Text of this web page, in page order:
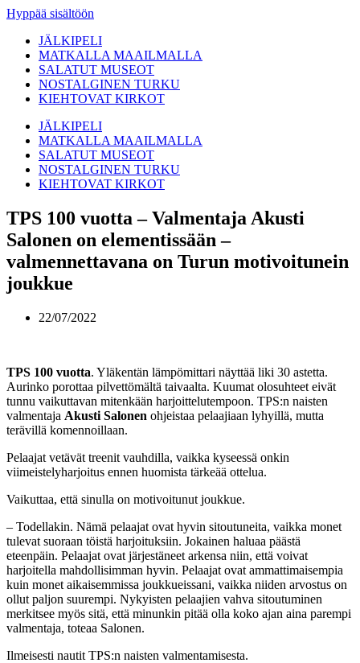
Hyppää sisältöön
JÄLKIPELI
MATKALLA MAAILMALLA
SALATUT MUSEOT
NOSTALGINEN TURKU
KIEHTOVAT KIRKOT
JÄLKIPELI
MATKALLA MAAILMALLA
SALATUT MUSEOT
NOSTALGINEN TURKU
KIEHTOVAT KIRKOT
TPS 100 vuotta – Valmentaja Akusti
Salonen on elementissään –
valmennettavana on Turun motivoitunein
joukkue
22/07/2022
TPS 100 vuotta. Yläkentän lämpömittari näyttää liki 30 astetta.
Aurinko porottaa pilvettömältä taivaalta. Kuumat olosuhteet eivät
tunnu vaikuttavan mitenkään harjoittelutempoon. TPS:n naisten
valmentaja Akusti Salonen ohjeistaa pelaajiaan lyhyillä, mutta
terävillä komennoillaan.
Pelaajat vetävät treenit vauhdilla, vaikka kyseessä onkin
viimeistelyharjoitus ennen huomista tärkeää ottelua.
Vaikuttaa, että sinulla on motivoitunut joukkue.
– Todellakin. Nämä pelaajat ovat hyvin sitoutuneita, vaikka monet
tulevat suoraan töistä harjoituksiin. Jokainen haluaa päästä
eteenpäin. Pelaajat ovat järjestäneet arkensa niin, että voivat
harjoitella mahdollisimman hyvin. Pelaajat ovat ammattimaisempia
kuin monet aikaisemmissa joukkueissani, vaikka niiden arvostus on
ollut paljon suurempi. Nykyisten pelaajien vahva sitoutuminen
merkitsee myös sitä, että minunkin pitää olla koko ajan aina parempi
valmentaja, toteaa Salonen.
Ilmeisesti nautit TPS:n naisten valmentamisesta.